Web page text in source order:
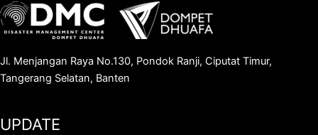
Jl. Menjangan Raya No.130, Pondok Ranji, Ciputat Timur,
Tangerang Selatan, Banten
UPDATE